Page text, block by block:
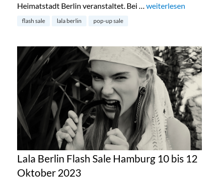
Heimatstadt Berlin veranstaltet. Bei … „Lala Berlin Flash
weiterlesen
flash sale lala berlin pop-up sale
Lala Berlin Flash Sale Hamburg 10 bis 12
Oktober 2023